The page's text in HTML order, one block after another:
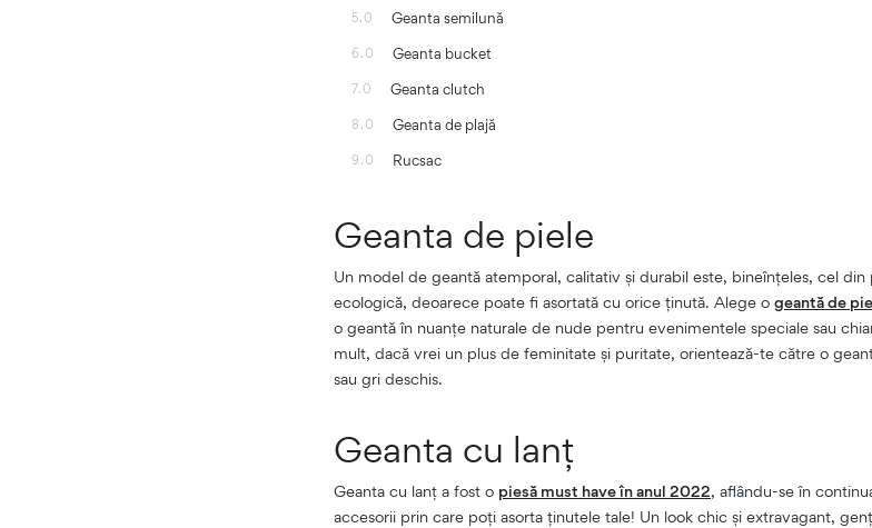
5.0 Geanta semilună
6.0 Geanta bucket
7.0 Geanta clutch
8.0 Geanta de plajă
9.0 Rucsac
Geanta de piele
Un model de geantă atemporal, calitativ și durabil este, bineînțeles, cel din
ecologică, deoarece poate fi asortată cu orice ținută. Alege o geantă de
o geantă în nuanțe naturale de nude pentru evenimentele speciale sau
mult, dacă vrei un plus de feminitate și puritate, orientează-te către o
sau gri deschis.
Geanta cu lanț
Geanta cu lanț a fost o piesă must have în anul 2022, aflându-se în
accesorii prin care poți asorta ținutele tale! Un look chic și extravagant,